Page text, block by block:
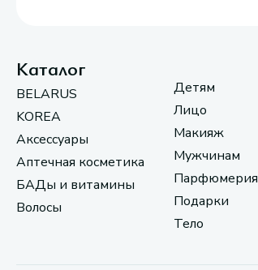
Каталог
BELARUS
KOREA
Аксессуары
Аптечная косметика
БАДы и витамины
Волосы
Детям
Лицо
Макияж
Мужчинам
Парфюмерия
Подарки
Тело